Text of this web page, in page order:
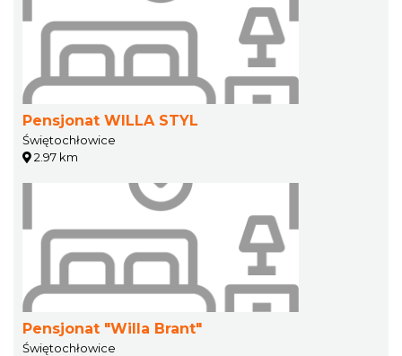
Pensjonat WILLA STYL
Świętochłowice
2.97 km
Pensjonat "Willa Brant"
Świętochłowice